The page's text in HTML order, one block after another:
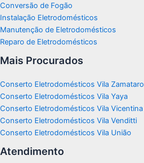
Conversão de Fogão
Instalação Eletrodomésticos
Manutenção de Eletrodomésticos
Reparo de Eletrodomésticos
Mais Procurados
Conserto Eletrodomésticos Vila Zamataro
Conserto Eletrodomésticos Vila Yaya
Conserto Eletrodomésticos Vila Vicentina
Conserto Eletrodomésticos Vila Venditti
Conserto Eletrodomésticos Vila União
Atendimento